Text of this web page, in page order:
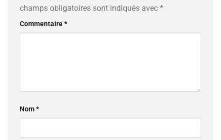
champs obligatoires sont indiqués avec *
Commentaire*
Nom*